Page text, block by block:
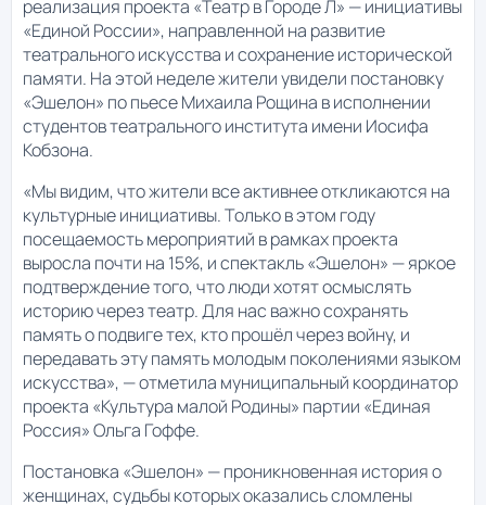
реализация проекта «Театр в Городе Л» — инициативы
«Единой России», направленной на развитие
театрального искусства и сохранение исторической
памяти. На этой неделе жители увидели постановку
«Эшелон» по пьесе Михаила Рощина в исполнении
студентов театрального института имени Иосифа
Кобзона.
«Мы видим, что жители все активнее откликаются на
культурные инициативы. Только в этом году
посещаемость мероприятий в рамках проекта
выросла почти на 15%, и спектакль «Эшелон» — яркое
подтверждение того, что люди хотят осмыслять
историю через театр. Для нас важно сохранять
память о подвиге тех, кто прошёл через войну, и
передавать эту память молодым поколениями языком
искусства», — отметила муниципальный координатор
проекта «Культура малой Родины» партии «Единая
Россия» Ольга Гоффе.
Постановка «Эшелон» — проникновенная история о
женщинах, судьбы которых оказались сломлены